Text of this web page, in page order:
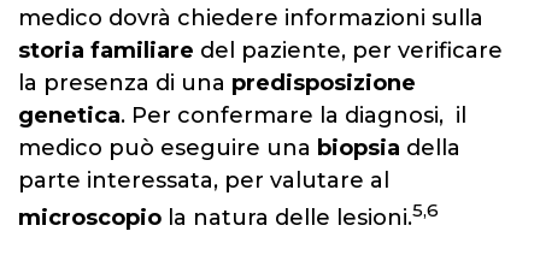
medico dovrà chiedere informazioni sulla
storia familiare del paziente, per verificare
la presenza di una predisposizione
genetica. Per confermare la diagnosi, il
medico può eseguire una biopsia della
parte interessata, per valutare al
microscopio la natura delle lesioni.5,6